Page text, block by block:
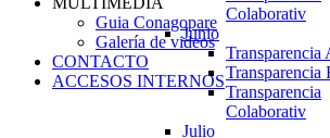
Colaborativ
Junio
Transparencia
Transparencia
Transparencia
Colaborativ
Julio
Guia Conagopare
Galería de videos
CONTACTO
ACCESOS INTERNOS